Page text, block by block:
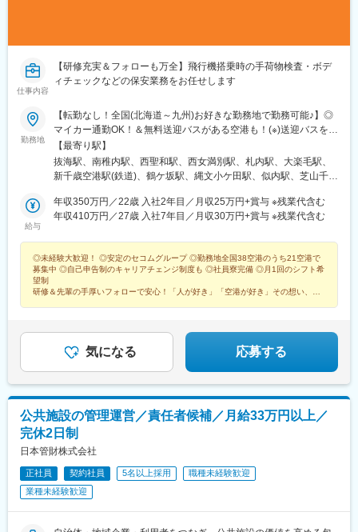
仕事内容
【研修充実＆フォローも万全】飛行機搭乗時の手荷物検査・ボデ
ィチェックなどの保安業務をお任せします
勤務地
【転勤なし！全国(北海道～九州)お好きな勤務地で勤務可能♪】◎
マイカー通勤OK！＆無料送迎バスがある空港も！(※)送迎バスを運
行中の空港！(☆)寮費半年無料の空港！＜北海道＞利尻空港稚内空
港旭川空港(☆)女満別空港(☆)帯広空港(☆)釧路空港新千歳空港(※)
(☆)＜東北＞青森空港大館能代空港花巻空港＜関東＞八丈島空港
国＞米子空港岡山空港＜九州＞対馬空港福江空港屋久島空港種子
島空港奄美空港★受動喫煙防止対策：屋内喫煙室あり
【最寄り駅】
抜海駅、南稚内駅、西聖和駅、西女満別駅、札内駅、大楽毛駅、
新千歳空港駅(鉄道)、鶴ケ坂駅、縄文小ケ田駅、似内駅、芝山千代
野々口駅、西大山駅、大山駅(鹿児島県)、中浜駅
給与
年収350万円／22歳 入社2年目／月収25万円+賞与 ※残業代含む
年収410万円／27歳 入社7年目／月収30万円+賞与 ※残業代含む
◎未経験大歓迎！ ◎安定のセコムグループ ◎勤務地全国38空港のうち21空港で
募集中 ◎自己申告制のキャリアチェンジ制度も ◎社員寮完備 ◎月1回のシフト希
望制
研修＆先輩の手厚いフォローで安心！「人が好き」「空港が好き」その想い、叶
気になる 応募する
公共施設の管理運営／責任者候補／月給33万円以上／
完休2日制
日本管財株式会社
正社員 契約社員 5名以上採用
職種未経験歓迎
業種未経験歓迎